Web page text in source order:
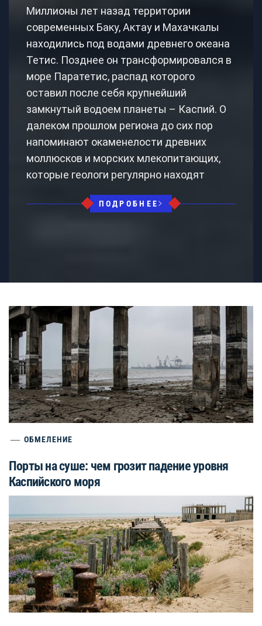
Миллионы лет назад территории
современных Баку, Актау и Махачкалы
находились под водами древнего океана
Тетис. Позднее он трансформировался в
море Паратетис, распад которого
оставил после себя крупнейший
замкнутый водоем планеты – Каспий. О
далеком прошлом региона до сих пор
напоминают окаменелости древних
моллюсков и морских млекопитающих,
которые геологи регулярно находят
ПОДРОБНЕЕ
ОБМЕЛЕНИЕ
Порты на суше: чем грозит падение уровня
Каспийского моря